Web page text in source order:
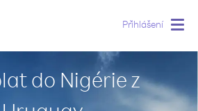
Přihlášení
do Nigérie z